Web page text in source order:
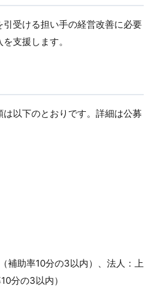
受ける担い手の経営改善に必要
支援します。
以下のとおりです。詳細は公募
補助率10分の3以内）、法人：上
分の3以内）